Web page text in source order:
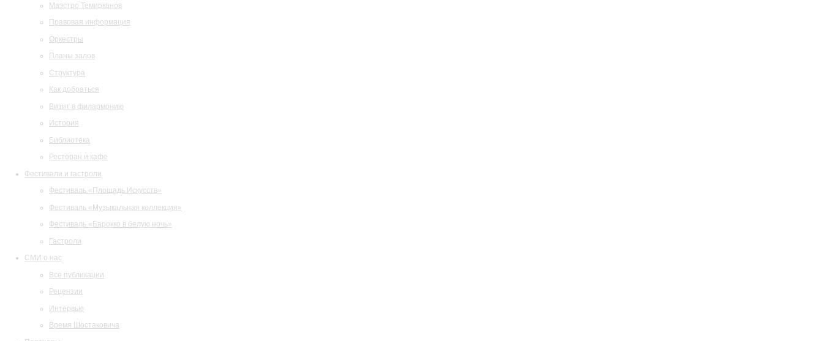
Маэстро Темирканов
Правовая информация
Оркестры
Планы залов
Структура
Как добраться
Визит в филармонию
История
Библиотека
Ресторан и кафе
Фестивали и гастроли
Фестиваль «Площадь Искусств»
Фестиваль «Музыкальная коллекция»
Фестиваль «Барокко в белую ночь»
Гастроли
СМИ о нас
Все публикации
Рецензии
Интервью
Время Шостаковича